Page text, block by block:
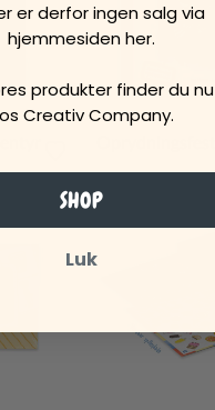
er derfor ingen salg via
hjemmesiden her.
produkter finder du nu
Creativ Company.
SHOP
Luk